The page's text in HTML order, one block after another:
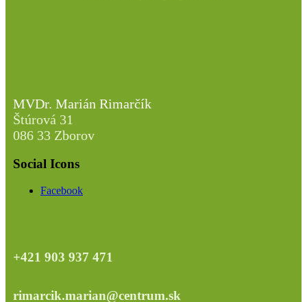
MVDr. Marián Rimarčík
Štúrová 31
086 33 Zborov
Social Icons
Facebook
+421 903 937 471
rimarcik.marian@centrum.sk